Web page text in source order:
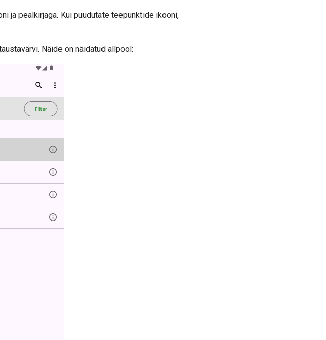
ja pealkirjaga. Kui puudutate teepunktide ikooni,
Näide on näidatud allpool: